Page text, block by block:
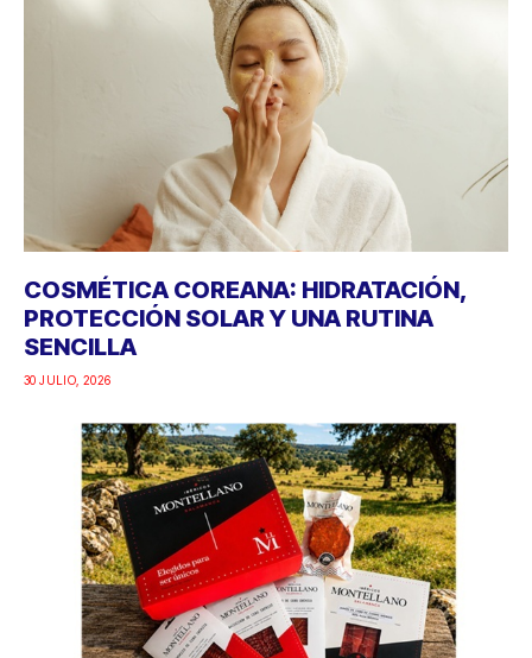
COSMÉTICA COREANA: HIDRATACIÓN,
PROTECCIÓN SOLAR Y UNA RUTINA
SENCILLA
30 JULIO, 2026